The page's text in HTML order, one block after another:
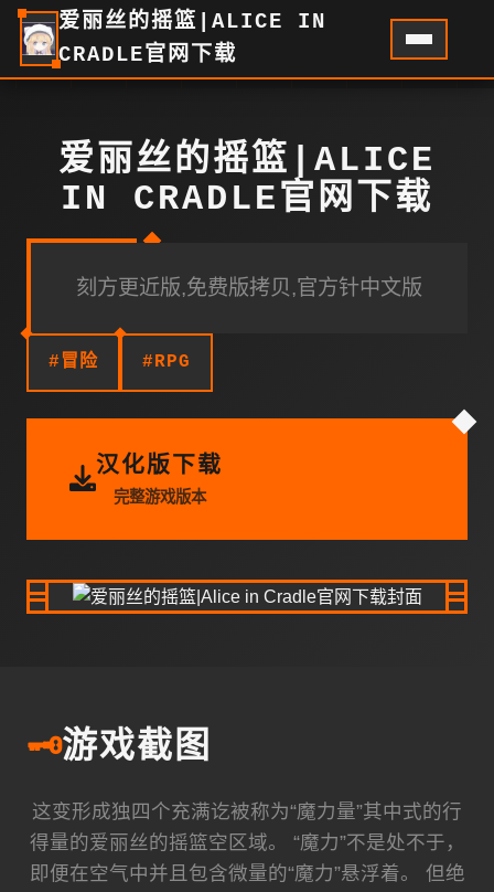
爱丽丝的摇篮|ALICE IN
CRADLE官网下载
爱丽丝的摇篮|ALICE
IN CRADLE官网下载
刻方更近版,免费版拷贝,官方针中文版
#冒险 #RPG
汉化版下载
完整游戏版本
🗝️游戏截图
这变形成独四个充满讫被称为“魔力量”其中式的行
得量的爱丽丝的摇篮空区域。 “魔力”不是处不于，
即便在空气中并且包含微量的“魔力”悬浮着。 但绝